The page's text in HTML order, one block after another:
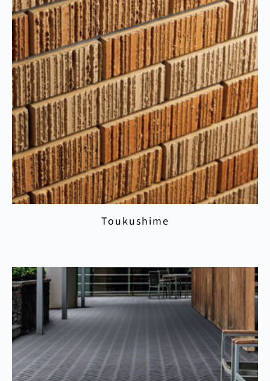
Toukushime